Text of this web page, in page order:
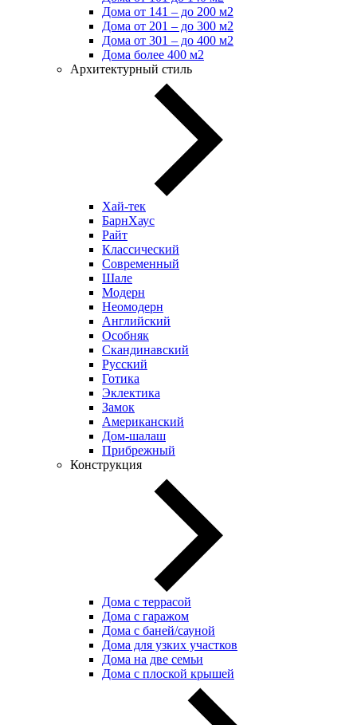
Дома от 141 – до 200 м2
Дома от 201 – до 300 м2
Дома от 301 – до 400 м2
Дома более 400 м2
Архитектурный стиль
Хай-тек
БарнХаус
Райт
Классический
Современный
Шале
Модерн
Неомодерн
Английский
Особняк
Скандинавский
Русский
Готика
Эклектика
Замок
Американский
Дом-шалаш
Прибрежный
Конструкция
Дома с террасой
Дома с гаражом
Дома с баней/сауной
Дома для узких участков
Дома на две семьи
Дома с плоской крышей